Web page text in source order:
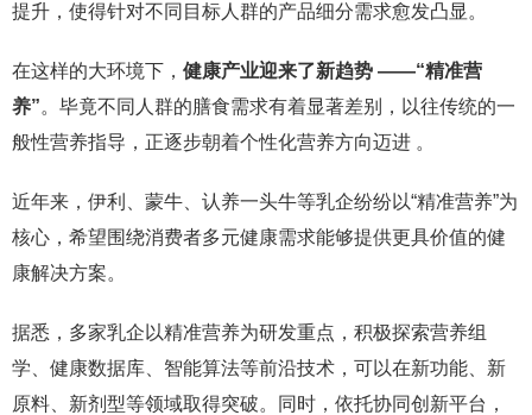
提升，使得针对不同目标人群的产品细分需求愈发凸显。
在这样的大环境下， 健康产业迎来了新趋势 ——“精准营
养”。毕竟不同人群的膳食需求有着显著差别，以往传统的一
般性营养指导，正逐步朝着个性化营养方向迈进 。
近年来，伊利、蒙牛、认养一头牛等乳企纷纷以“精准营养”为
核心，希望围绕消费者多元健康需求能够提供更具价值的健
康解决方案。
据悉，多家乳企以精准营养为研发重点，积极探索营养组
学、健康数据库、智能算法等前沿技术，可以在新功能、新
原料、新剂型等领域取得突破。同时，依托协同创新平台，